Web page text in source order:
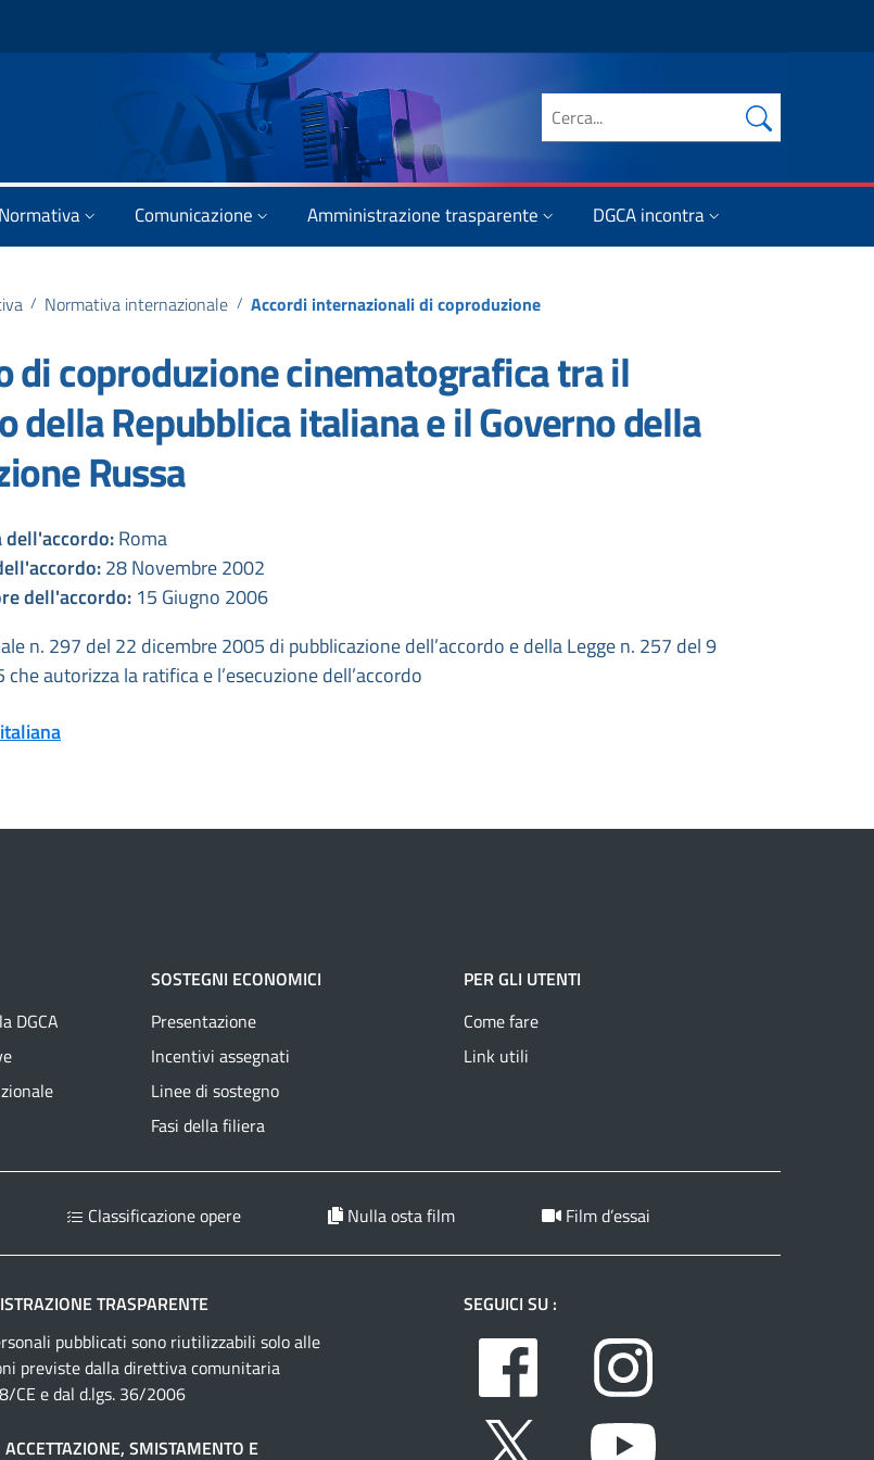
Cerca nel sito
Normativa Comunicazione Amministrazione trasparente DGCA incontra
/ Normativa internazionale / Accordi internazionali di coproduzione
di coproduzione cinematografica tra il
della Repubblica italiana e il Governo della
Russa
dell'accordo:Roma
28 Novembre 2002
dell'accordo: 15 Giugno 2006
n. 297 del 22 dicembre 2005 di pubblicazione dell’accordo e della Legge n. 257 del 9
autorizza la ratifica e l’esecuzione dell’accordo
DGCA
SOSTEGNI ECONOMICI
Presentazione
Incentivi assegnati
Linee di sostegno
Fasi della filiera
PER GLI UTENTI
Come fare
Link utili
Classificazione opere Nulla osta film Film d’essai
TRASPARENTE
pubblicati sono riutilizzabili solo alle
previste dalla direttiva comunitaria
CE e dal d.lgs. 36/2006
ACCETTAZIONE, SMISTAMENTO E
SEGUICI SU :
Facebook
Twitter